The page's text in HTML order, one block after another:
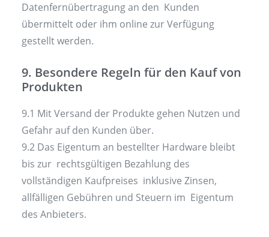
Datenfernübertragung an den Kunden
übermittelt oder ihm online zur Verfügung
gestellt werden.
9. Besondere Regeln für den Kauf von
Produkten
9.1 Mit Versand der Produkte gehen Nutzen und
Gefahr auf den Kunden über.
9.2 Das Eigentum an bestellter Hardware bleibt
bis zur rechtsgültigen Bezahlung des
vollständigen Kaufpreises inklusive Zinsen,
allfälligen Gebühren und Steuern im Eigentum
des Anbieters.